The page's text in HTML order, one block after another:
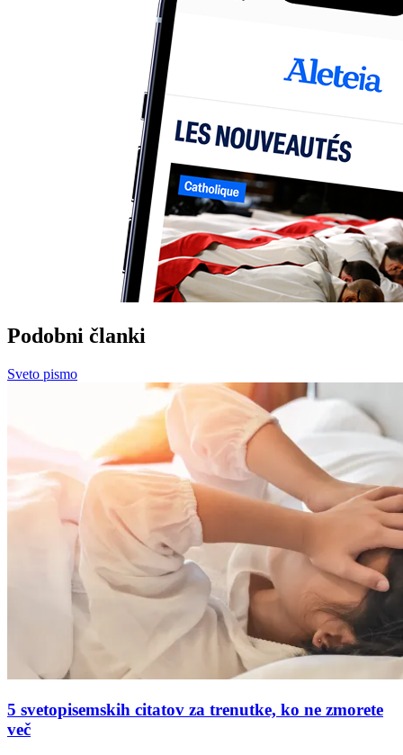
Podobni članki
Sveto pismo
5 svetopisemskih citatov za trenutke, ko ne zmorete
več